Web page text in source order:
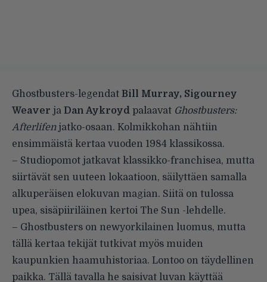
Ghostbusters-legendat Bill Murray, Sigourney
Weaver ja Dan Aykroyd palaavat Ghostbusters:
Afterlifenjatko-osaan. Kolmikkohan nähtiin
ensimmäistä kertaa vuoden 1984 klassikossa.
– Studiopomot jatkavat klassikko-franchisea, mutta
siirtävät sen uuteen lokaatioon, säilyttäen samalla
alkuperäisen elokuvan magian. Siitä on tulossa
upea, sisäpiiriläinen kertoi The Sun -lehdelle.
– Ghostbusters on newyorkilainen luomus, mutta
tällä kertaa tekijät tutkivat myös muiden
kaupunkien haamuhistoriaa. Lontoo on täydellinen
paikka. Tällä tavalla he saisivat luvan käyttää